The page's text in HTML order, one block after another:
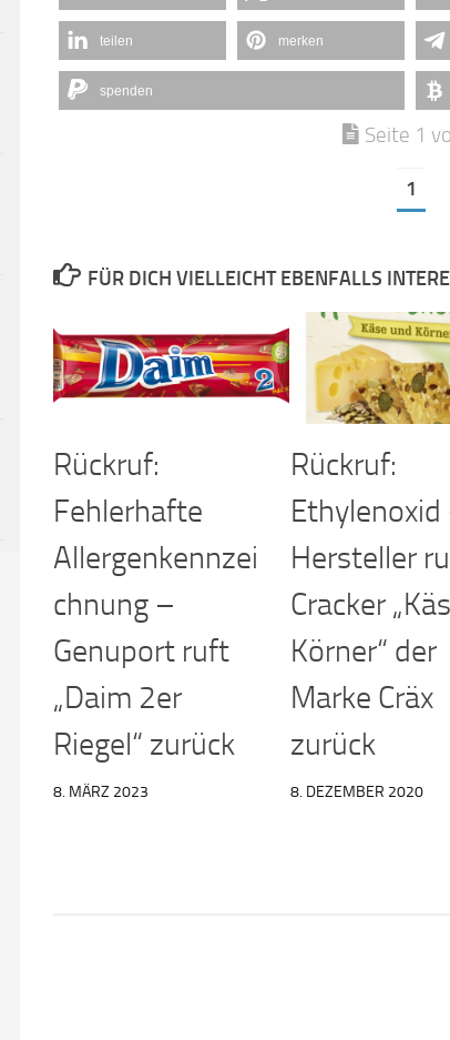
teilen merken
spenden
Seite 1
1
FÜR DICH VIELLEICHT EBENFALLS
Rückruf:
Fehlerhafte
Allergenkennzei
chnung –
Genuport ruft
„Daim 2er
Riegel“ zurück
8. MÄRZ 2023
Rückruf:
Ethylenoxid
Hersteller
Cracker
Körner“ der
Marke Cräx
zurück
8. DEZEMBER 2020